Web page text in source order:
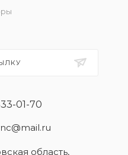
01-70
область​,